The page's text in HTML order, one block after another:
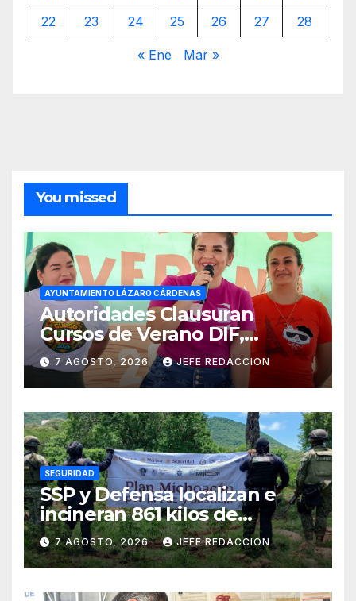
22
23 24 25 26 27 28
« Ene Mar »
You missed
AYUNTAMIENTO LÁZARO CÁRDENAS
Autoridades Clausuran
Cursos de Verano DIF,
Seguridad Pública y Casa de
Cultura 2026
7 AGOSTO, 2026 JEFE REDACCION
SEGURIDAD
SSP y Defensa localizan e
incineran 861 kilos de
marihuana en Huetamo
7 AGOSTO, 2026 JEFE REDACCION